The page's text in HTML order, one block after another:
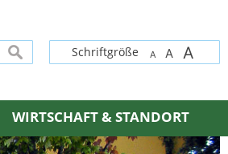
Schriftgröße A A A
suchen
WIRTSCHAFT & STANDORT